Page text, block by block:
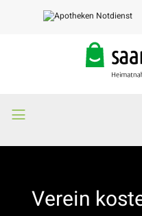
Apotheken
Verein